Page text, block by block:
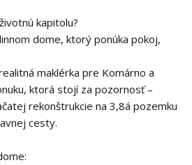
kapitolu?
dome, ktorý ponúka pokoj,
maklérka pre Komárno a
ktorá stojí za pozornosť –
rekonštrukcie na 3,8á pozemku
cesty.